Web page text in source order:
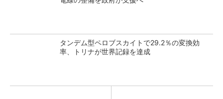
タンデム型ペロブスカイトで29.2％の変換効
率、トリナが世界記録を達成